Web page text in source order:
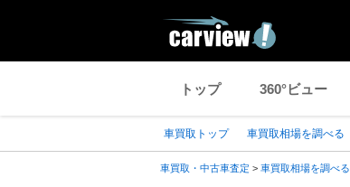
トップ 360°ビュー
車買取トップ 車買取相場を調べる
車買取・中古車査定 > 車買取相場を調べる